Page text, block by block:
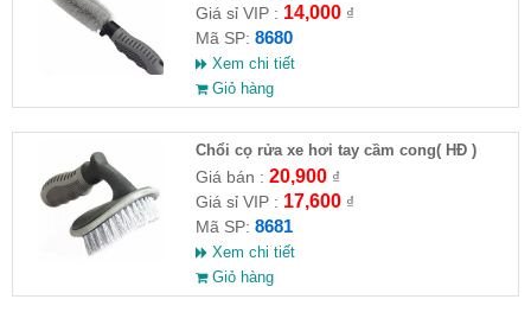
Giá sỉ VIP : 14,000₫
Mã SP: 8680
Xem chi tiết
Giỏ hàng
Chổi cọ rửa xe hơi tay cầm cong( HĐ )
Giá bán : 20,900₫
Giá sỉ VIP : 17,600₫
Mã SP: 8681
Xem chi tiết
Giỏ hàng